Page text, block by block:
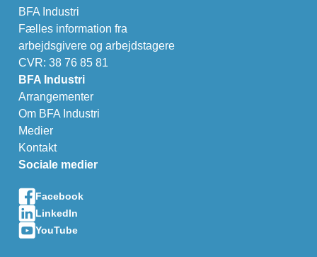
BFA Industri
Fælles information fra
arbejdsgivere og arbejdstagere
CVR: 38 76 85 81
BFA Industri
Arrangementer
Om BFA Industri
Medier
Kontakt
Sociale medier
Facebook
LinkedIn
YouTube